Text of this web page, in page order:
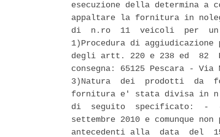
esecuzione della determina
appaltare la fornitura in
di  n.ro  11  veicoli  per  un
1)Procedura di
degli artt. 220 e 238 ed  82
consegna: 65125 Pescara -
3)Natura  dei  prodotti  da
fornitura e' stata divisa in n.
di  seguito  specificato:  -
settembre 2010 e comunque
antecedenti alla  data  del